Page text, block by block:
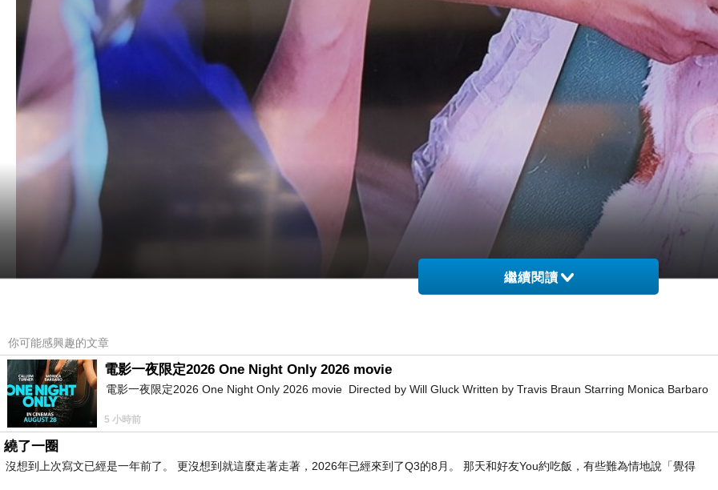
繼續閱讀
你可能感興趣的文章
電影一夜限定2026 One Night Only 2026 movie
電影一夜限定2026 One Night Only 2026 movie Directed by Will Gluck Written by Travis Braun Starring Monica Barbaro
5 小時前
繞了一圈
沒想到上次寫文已經是一年前了。 更沒想到就這麼走著走著，2026年已經來到了Q3的8月。 那天和好友You約吃飯，有些難為情地說「覺得